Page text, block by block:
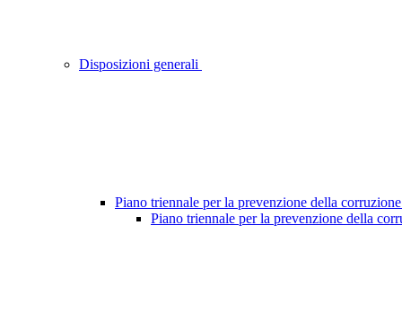
Disposizioni generali
Piano triennale per la prevenzione della
Piano triennale per la prevenzione della